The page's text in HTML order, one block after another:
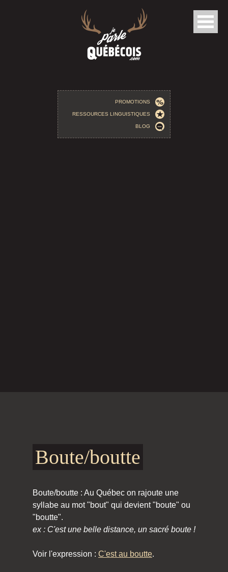
PROMOTIONS
RESSOURCES LINGUISTIQUES
BLOG
Boute/boutte
Boute/boutte : Au Québec on rajoute une
syllabe au mot "bout" qui devient "boute" ou
"boutte".
ex : C'est une belle distance, un sacré boute !
Voir l'expression : C'est au boutte.